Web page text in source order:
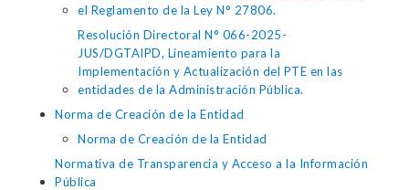
el Reglamento de la Ley N° 27806.
Resolución Directoral N° 066-2025-
JUS/DGTAIPD, Lineamiento para la
Implementación y Actualización del PTE en las
entidades de la Administración Pública.
Norma de Creación de la Entidad
Norma de Creación de la Entidad
Normativa de Transparencia y Acceso a la Información
Pública